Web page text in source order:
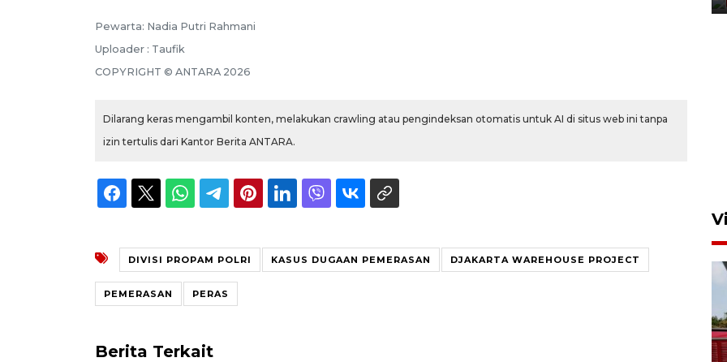
Pewarta: Nadia Putri Rahmani
Uploader : Taufik
COPYRIGHT © ANTARA 2026
Dilarang keras mengambil konten, melakukan crawling atau pengindeksan otomatis untuk AI di situs web ini tanpa
izin tertulis dari Kantor Berita ANTARA.
DIVISI PROPAM POLRI KASUS DUGAAN PEMERASAN DJAKARTA WAREHOUSE PROJECT
PEMERASAN PERAS
Berita Terkait